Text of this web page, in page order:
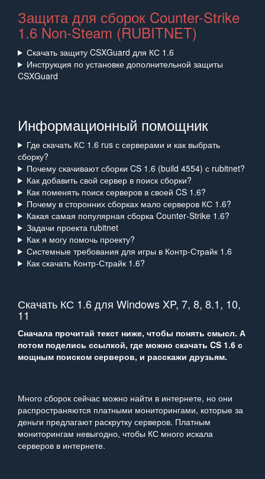
Защита для сборок Counter-Strike
1.6 Non-Steam (RUBITNET)
Скачать защиту CSXGuard для КС 1.6
Инструкция по установке дополнительной защиты
CSXGuard
Информационный помощник
Где скачать КС 1.6 rus с серверами и как выбрать
сборку?
Почему скачивают сборки CS 1.6 (build 4554) с rubitnet?
Как добавить свой сервер в поиск сборки?
Как поменять поиск серверов в своей CS 1.6?
Почему в сторонних сборках мало серверов КС 1.6?
Какая самая популярная сборка Counter‑Strike 1.6?
Задачи проекта rubitnet
Как я могу помочь проекту?
Системные требования для игры в Контр‑Страйк 1.6
Как скачать Контр‑Страйк 1.6?
Скачать КС 1.6 для Windows XP, 7, 8, 8.1, 10,
11
Сначала прочитай текст ниже, чтобы понять смысл. А
потом поделись ссылкой, где можно скачать CS 1.6 с
мощным поиском серверов, и расскажи друзьям.
Много сборок сейчас можно найти в интернете, но они
распространяются платными мониторингами, которые за
деньги предлагают раскрутку серверов. Платным
мониторингам невыгодно, чтобы КС много искала
серверов в интернете.